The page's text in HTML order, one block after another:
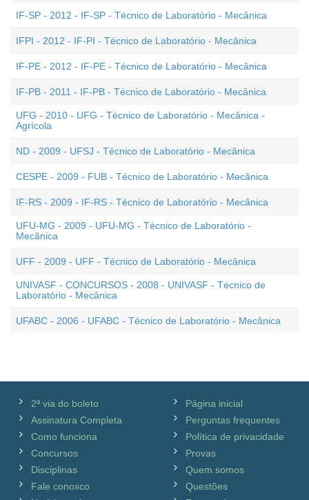
IF-SP - 2012 - IF-SP - Técnico de Laboratório - Mecânica
IFPI - 2012 - IF-PI - Técnico de Laboratório - Mecânica
IF-PE - 2012 - IF-PE - Técnico de Laboratório - Mecânica
IF-PB - 2011 - IF-PB - Técnico de Laboratório - Mecânica
UFG - 2010 - UFG - Técnico de Laboratório - Mecânica -
Agrícola
ND - 2009 - UFSJ - Técnico de Laboratório - Mecânica
CESPE - 2009 - FUB - Técnico de Laboratório - Mecânica
IF-RS - 2009 - IF-RS - Técnico de Laboratório - Mecânica
UFU-MG - 2009 - UFU-MG - Técnico de Laboratório -
Mecânica
UFF - 2009 - UFF - Técnico de Laboratório - Mecânica
UNIVASF - CONCURSOS - 2008 - UNIVASF - Técnico de
Laboratório - Mecânica
UFABC - 2006 - UFABC - Técnico de Laboratório - Mecânica
2ª via do boleto
Assinatura Completa
Como funciona
Concursos
Disciplinas
Fale conosco
Página inicial
Perguntas frequentes
Política de privacidade
Provas
Quem somos
Questões